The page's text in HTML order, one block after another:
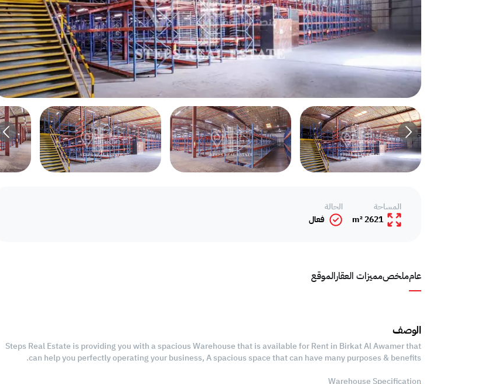
عامملخصمميزات العقارالموقع
المساحة
2621 m²
الحالة
فعال
الوصف
Steps Real Estate is providing you with a spacious Warehouse that is available for Rent in Birkat Al Awamer that
can help you perfectly operating your business, A spacious space that can have many purposes & benefits.
Warehouse Specification